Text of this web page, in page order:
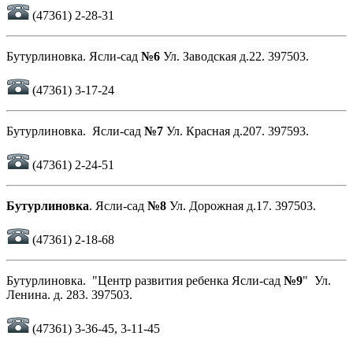
(47361) 2-28-31
Бутурлиновка. Ясли-сад №6 Ул. Заводская д.22. 397503.
(47361) 3-17-24
Бутурлиновка. Ясли-сад №7 Ул. Красная д.207. 397593.
(47361) 2-24-51
Бутурлиновка. Ясли-сад №8 Ул. Дорожная д.17. 397503.
(47361) 2-18-68
Бутурлиновка. "Центр развития ребенка Ясли-сад №9" Ул.
Ленина. д. 283. 397503.
(47361) 3-36-45, 3-11-45